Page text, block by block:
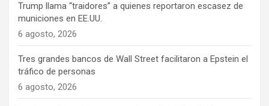
Trump llama “traidores” a quienes reportaron escasez de
municiones en EE.UU.
6 agosto, 2026
Tres grandes bancos de Wall Street facilitaron a Epstein el
tráfico de personas
6 agosto, 2026